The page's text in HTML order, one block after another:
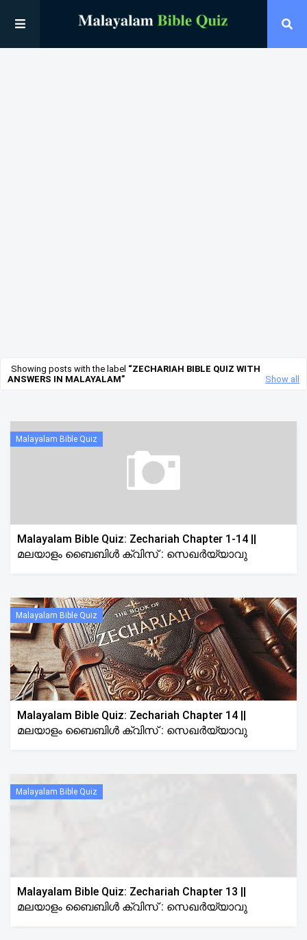
Showing posts with the label
ZECHARIAH BIBLE QUIZ WITH
ANSWERS IN MALAYALAM
Show all
Malayalam Bible Quiz
Malayalam Bible Quiz: Zechariah Chapter 1-14 ||
മലയാളം ബൈബിൾ ക്വിസ് : സെഖർയ്യാവു
Malayalam Bible Quiz
Malayalam Bible Quiz: Zechariah Chapter 14 ||
മലയാളം ബൈബിൾ ക്വിസ് : സെഖർയ്യാവു
Malayalam Bible Quiz
Malayalam Bible Quiz: Zechariah Chapter 13 ||
മലയാളം ബൈബിൾ ക്വിസ് : സെഖർയ്യാവു